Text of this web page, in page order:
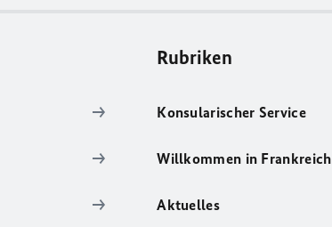
Rubriken
Konsularischer Service
Willkommen in Frankreich
Aktuelles